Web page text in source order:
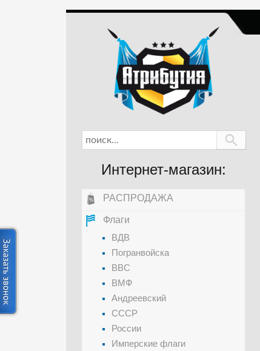
Интернет-магазин:
РАСПРОДАЖА
Флаги
ВДВ
Погранвойска
ВВС
ВМФ
Андреевский
СССР
России
Имперские флаги